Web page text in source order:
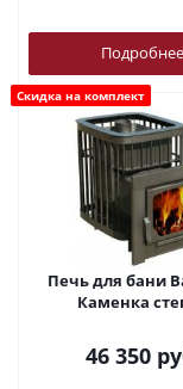
Подробнее
Скидка на комплект
Печь для бани
Каменка
46 350